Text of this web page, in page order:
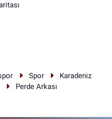
Spor
Karadeniz
Perde Arkası